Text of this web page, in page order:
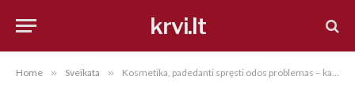
krvi.lt
Home » Sveikata » Kosmetika, padedanti spręsti odos problemas – kaip išsirinkti tinkamiausią?